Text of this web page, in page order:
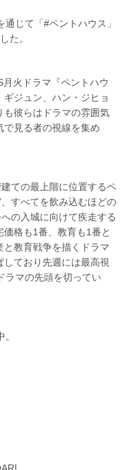
じて「#ペントハウス」
た。
火ドラマ『ペントハウ
ジュン、ハン・ジヒョ
も彼らはドラマの雰囲気
で見る者の視線を集め
ての最上階に位置するペ
すべてを飲み込むほどの
の入城に向けて疾走する
格も1番、教育も1番と
教育戦争を描くドラマ
ており先週には最高視
ラマの先頭を切ってい